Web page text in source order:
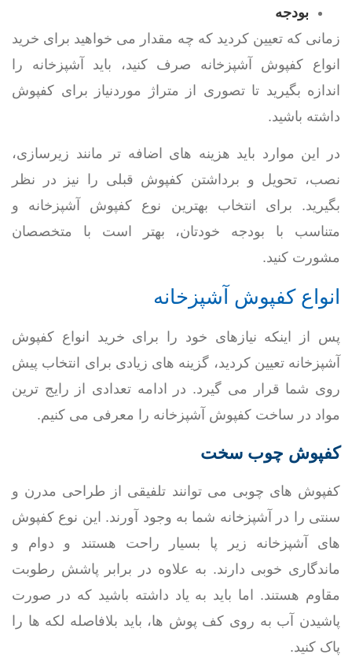
بودجه
زمانی که تعیین کردید که چه مقدار می خواهید برای خرید
انواع کفپوش آشپزخانه صرف کنید، باید آشپزخانه را
اندازه بگیرید تا تصوری از متراژ موردنیاز برای کفپوش
داشته باشید.
در این موارد باید هزینه های اضافه تر مانند زیرسازی،
نصب، تحویل و برداشتن کفپوش قبلی را نیز در نظر
بگیرید. برای انتخاب بهترین نوع کفپوش آشپزخانه و
متناسب با بودجه خودتان، بهتر است با متخصصان
مشورت کنید.
انواع کفپوش آشپزخانه
پس از اینکه نیازهای خود را برای خرید انواع کفپوش
آشپزخانه تعیین کردید، گزینه های زیادی برای انتخاب پیش
روی شما قرار می گیرد. در ادامه تعدادی از رایج ترین
مواد در ساخت کفپوش آشپزخانه را معرفی می کنیم.
کفپوش چوب سخت
کفپوش های چوبی می توانند تلفیقی از طراحی مدرن و
سنتی را در آشپزخانه شما به وجود آورند. این نوع کفپوش
های آشپزخانه زیر پا بسیار راحت هستند و دوام و
ماندگاری خوبی دارند. به علاوه در برابر پاشش رطوبت
مقاوم هستند. اما باید به یاد داشته باشید که در صورت
پاشیدن آب به روی کف پوش ها، باید بلافاصله لکه ها را
پاک کنید.